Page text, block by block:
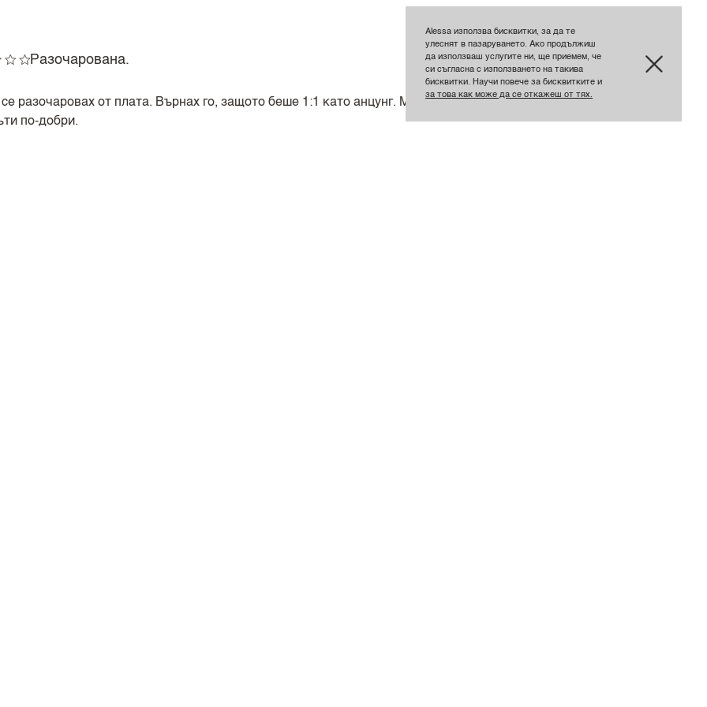
Разочарована.
разочаровах от плата. Върнах го, защото беше 1:1 като анцунг. Материите от старите колекции
по-добри.
Alessa използва бисквитки, за да те
улеснят в пазаруването. Ако продължиш
да използваш услугите ни, ще приемем, че
си съгласна с използването на такива
бисквитки. Научи повече за бисквитките и
за това как може да се откажеш от тях.